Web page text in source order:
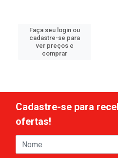
Faça seu login ou
cadastre-se para
ver preços e
comprar
Cadastre-se para
ofertas!